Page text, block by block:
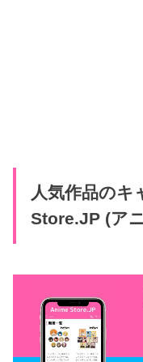
人気作品の
Store.JP (ア